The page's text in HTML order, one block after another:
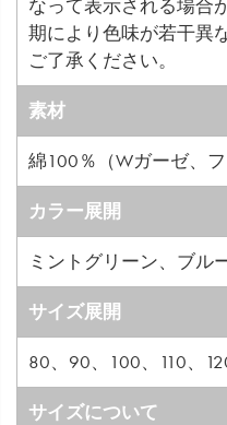
なって表示される場合
期により色味が若干異
ご了承ください。
素材
綿100％（Wガーゼ、フ
カラー展開
ミントグリーン、ブル
サイズ展開
80、90、100、110、
サイズについて